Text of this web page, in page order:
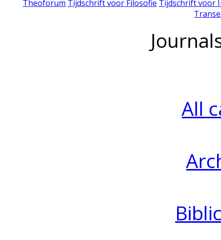
Theoforum Tijdschrift voor Filosofie Tijdschrift voor
All